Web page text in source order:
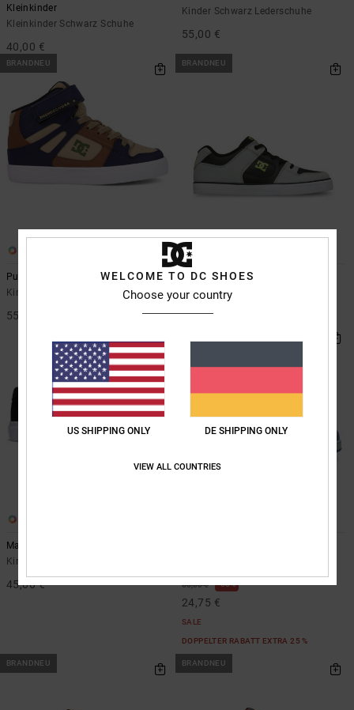
Kleinkinder
Kleinkinder Schwarz Schuhe
40,00 €
Kinder Schwarz Lederschuhe
55,00 €
BRANDNEU
Pure High-Top EV
Kinder Blau High-Top-Lederschuhe
55,00 €
BRANDNEU
Pure Elastic
Kinder Schwarz Lederschuhe
50,00 €
Manual Slip
Kinder Schwarz Slip-on-Schuhe
45,00 € 55,00 € 55%
24,75 €
SALE
DOPPELTER RABATT EXTRA 25 %
BRANDNEU BRANDNEU
WELCOME TO DC SHOES
Choose your country
US SHIPPING ONLY DE SHIPPING ONLY
VIEW ALL COUNTRIES